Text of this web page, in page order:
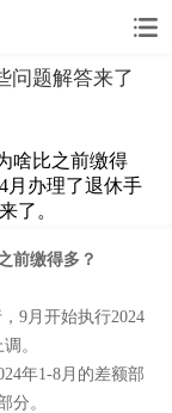
问题解答来了
啥比之前缴得
月办理了退休手
了。
前缴得多？
9月开始执行2024
。
年1-8月的差额部
分。